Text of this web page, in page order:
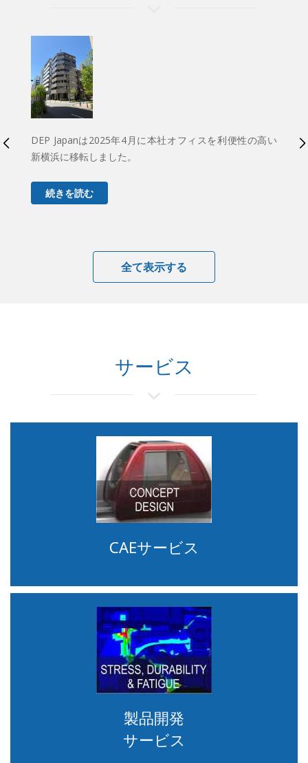
DEP Japanは2025年4月に本社オフィスを利便性の高い
新横浜に移転しました。
続きを読む
全て表示する
サービス
CAEサービス
製品開発
サービス